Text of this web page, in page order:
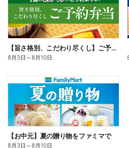
【旨さ格別、こだわり尽くし】ご予約弁当
8月3日 ～8月10日
【お中元】夏の贈り物をファミマで
8月3日 ～8月10日